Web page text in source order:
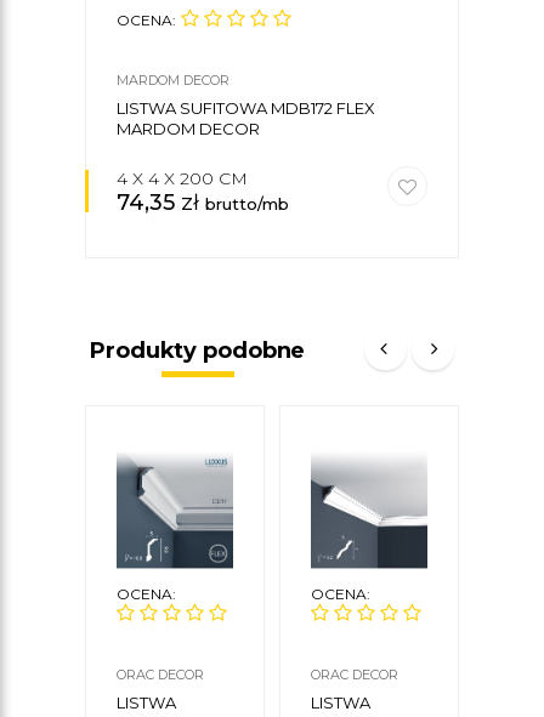
OCENA:
MARDOM DECOR
LISTWA SUFITOWA MDB172 FLEX
MARDOM DECOR
4 X 4 X 200 CM
74,35 zł brutto/mb
Produkty podobne
OCENA:
ORAC DECOR
LISTWA
OCENA:
ORAC DECOR
LISTWA